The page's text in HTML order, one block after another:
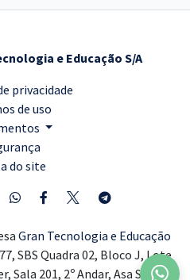
e Educação S/A
privacidade
de uso
do site
Gran Tecnologia e Educação
SBS Quadra 02, Bloco J, Lote
Sala 201, 2º Andar, Asa Sul,